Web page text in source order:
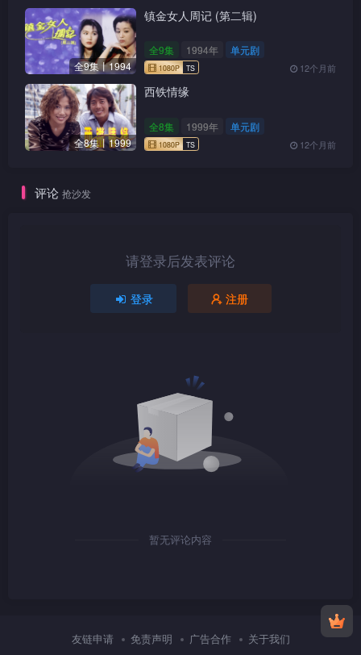
1080P TS
1080P TS
1080P
全9集丨1994
镇金女人周记 (第二辑)
全9集 1994年 单元剧
1080P TS
12个月前
全8集丨1999
西铁情缘
全8集 1999年 单元剧
12个月前
评论 抢沙发
请登录后发表评论
登录 注册
暂无评论内容
友链申请 免责声明 广告合作 关于我们